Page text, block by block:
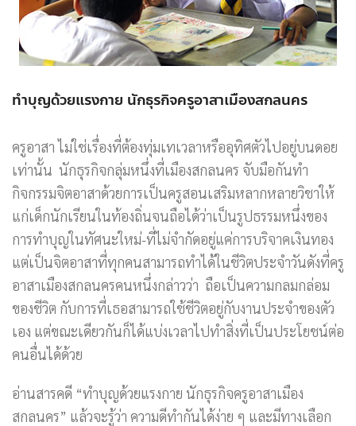
ทำบุญด้วยแรงกาย นักธุรกิจครูอาสาเมืองสกลนคร
ครูอาสา ไม่ใช่เรื่องที่ต้องทุ่มเทเวลาหรืออุทิศตัวไปอยู่บนดอย
เท่านั้น นักธุรกิจกลุ่มหนึ่งที่เมืองสกลนคร จับมือกันทำ
กิจกรรมจิตอาสาด้วยการเป็นครูสอนเสริมหลากหลายวิชาให้
แก่เด็กนักเรียนในท้องถิ่นจนถือได้ว่าเป็นรูปธรรมหนึ่งของ
การทำบุญในทัศนะใหม่-ที่ไม่จำกัดอยู่แค่การบริจาคเงินทอง
แต่เป็นจิตอาสาที่ทุกคนสามารถทำได้ในชีวิตประจำวันดังที่ครู
อาสาเมืองสกลนครคนหนึ่งกล่าวว่า ถือเป็นความกลมกล่อม
ของชีวิต กับการที่เธอสามารถใช้ชีวิตอยู่กับงานประจำของตัว
เอง แต่ขณะเดียวกันก็ได้แบ่งเวลาไปทำสิ่งที่เป็นประโยชน์ต่อ
คนอื่นได้ด้วย
อ่านสารคดี “ทำบุญด้วยแรงกาย นักธุรกิจครูอาสาเมือง
สกลนคร” แล้วจะรู้ว่า ความดีทำกันได้ง่าย ๆ และมีทางเลือก